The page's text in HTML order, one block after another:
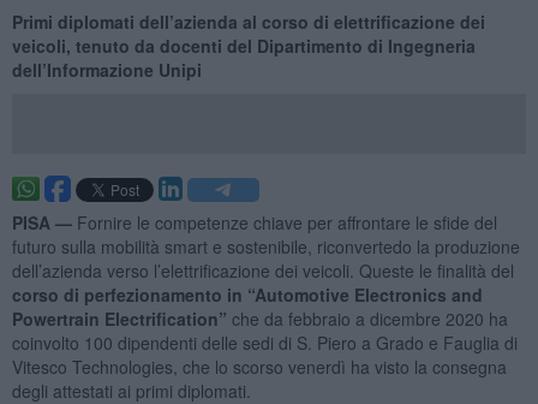
Primi diplomati dell’azienda al corso di elettrificazione dei
veicoli, tenuto da docenti del Dipartimento di Ingegneria
dell’Informazione Unipi
PISA — Fornire le competenze chiave per affrontare le sfide del
futuro sulla mobilità smart e sostenibile, riconvertedo la produzione
dell’azienda verso l’elettrificazione dei veicoli. Queste le finalità del
corso di perfezionamento in “Automotive Electronics and
Powertrain Electrification” che da febbraio a dicembre 2020 ha
coinvolto 100 dipendenti delle sedi di S. Piero a Grado e Fauglia di
Vitesco Technologies, che lo scorso venerdì ha visto la consegna
degli attestati ai primi diplomati.